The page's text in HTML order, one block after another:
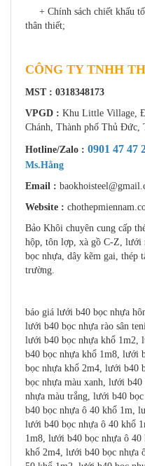
+ Chính sách chiết khấu
thân thiết;
CÔNG TY TNHH
MST : 0318348173
VPGD : Khu Little Village,
Chánh, Thành phố Thủ Đức,
Hotline/Zalo : 0901 47 47
Ms.Hằng
Email :
Website :
Bảo Khôi chuyên cung cấp
hộp, tôn lợp, xà gồ C-Z, lưới
bọc nhựa, dây kẽm gai, thép
trường.
báo giá lưới b40 bọc nhựa
lưới b40 bọc nhựa rào sân
lưới b40 bọc nhựa khổ 1m2,
b40 bọc nhựa khổ 1m8, lưới
bọc nhựa khổ 2m4, lưới b40
bọc nhựa màu xanh, lưới
nhựa màu trắng, lưới b40
b40 bọc nhựa ô 40 khổ 1m,
lưới b40 bọc nhựa ô 40 khổ
1m8, lưới b40 bọc nhựa ô
khổ 2m4, lưới b40 bọc nhựa